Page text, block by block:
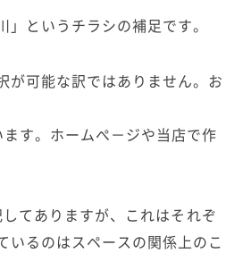
というチラシの補足です。
可能な訳ではありません。お
す。ホームぺ－ジや当店で作
てありますが、これはそれぞ
いるのはスペースの関係上のこ